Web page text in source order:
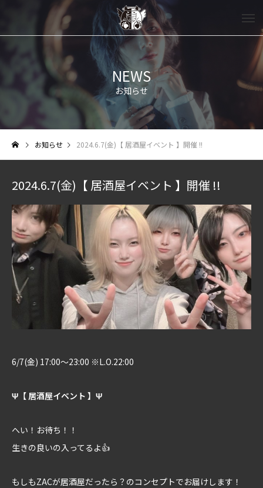
NEWS
お知らせ
お知らせ 2024.6.7(金)【 居酒屋イベント 】開催 !!
2024.6.7(金)【 居酒屋イベント 】開催 !!
6/7(金) 17:00～23:00 ※L.O.22:00
Ψ【 居酒屋イベント 】Ψ
へい！お待ち！！
生きの良いの入ってるよ👍
もしもZACが居酒屋だったら？のコンセプトでお届けします！